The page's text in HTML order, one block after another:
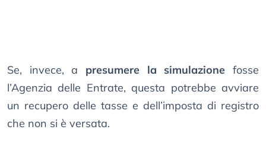
Se, invece, a presumere la simulazione fosse
l’Agenzia delle Entrate, questa potrebbe avviare
un recupero delle tasse e dell’imposta di registro
che non si è versata.